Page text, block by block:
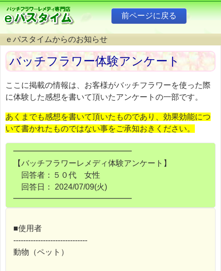
ｅパスタイムからのお知らせ
バッチフラワー体験アンケート
ここに掲載の情報は、お客様がバッチフラワーを使った際
に体験した感想を書いて頂いたアンケートの一部です。
あくまでも感想を書いて頂いたものであり、効果効能につ
いて書かれたものではない事をご承知おきください。
━━━━━━━━━━━━━━━
【バッチフラワーレメディ体験アンケート】
回答者：５０代 女性
回答日： 2024/07/09(火)
━━━━━━━━━━━━━━━
■使用者
------------------------------
動物（ペット）